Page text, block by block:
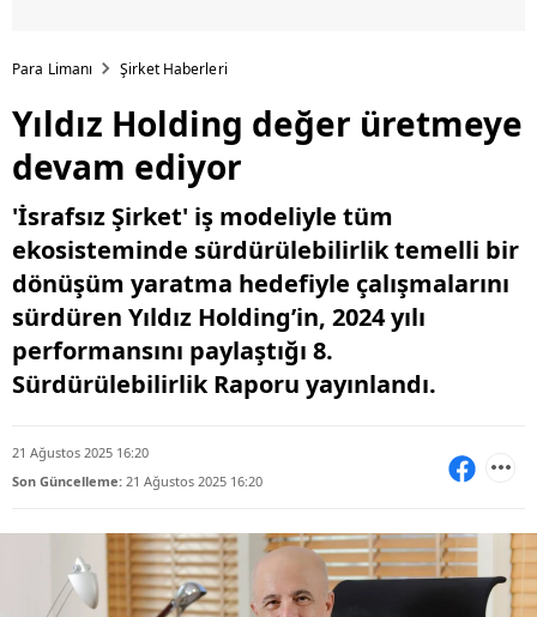
Para Limanı Şirket Haberleri
Yıldız Holding değer üretmeye
devam ediyor
'İsrafsız Şirket' iş modeliyle tüm
ekosisteminde sürdürülebilirlik temelli bir
dönüşüm yaratma hedefiyle çalışmalarını
sürdüren Yıldız Holding’in, 2024 yılı
performansını paylaştığı 8.
Sürdürülebilirlik Raporu yayınlandı.
21 Ağustos 2025 16:20
Son Güncelleme: 21 Ağustos 2025 16:20